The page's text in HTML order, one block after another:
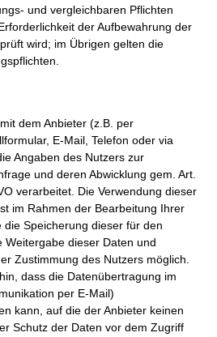
und vergleichbaren Pflichten
der Aufbewahrung der
wird; im Übrigen gelten die
dem Anbieter (z.B. per
E-Mail, Telefon oder via
Angaben des Nutzers zur
und deren Abwicklung gem. Art.
verarbeitet. Die Verwendung dieser
im Rahmen der Bearbeitung Ihrer
Speicherung dieser für den
Weitergabe dieser Daten und
Zustimmung des Nutzers möglich.
dass die Datenübertragung im
per E-Mail)
kann, auf die der Anbieter keinen
Schutz der Daten vor dem Zugriff